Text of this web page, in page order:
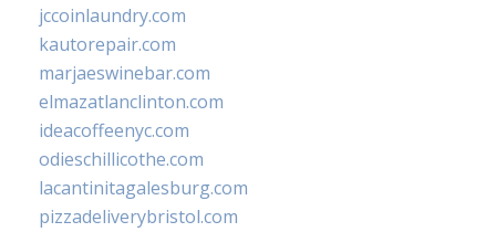
jccoinlaundry.com
kautorepair.com
marjaeswinebar.com
elmazatlanclinton.com
ideacoffeenyc.com
odieschillicothe.com
lacantinitagalesburg.com
pizzadeliverybristol.com